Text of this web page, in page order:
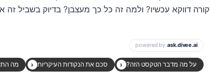
קורה דווקא עכשיו? ולמה זה כל כך מעצבן? בדיוק בשביל זה